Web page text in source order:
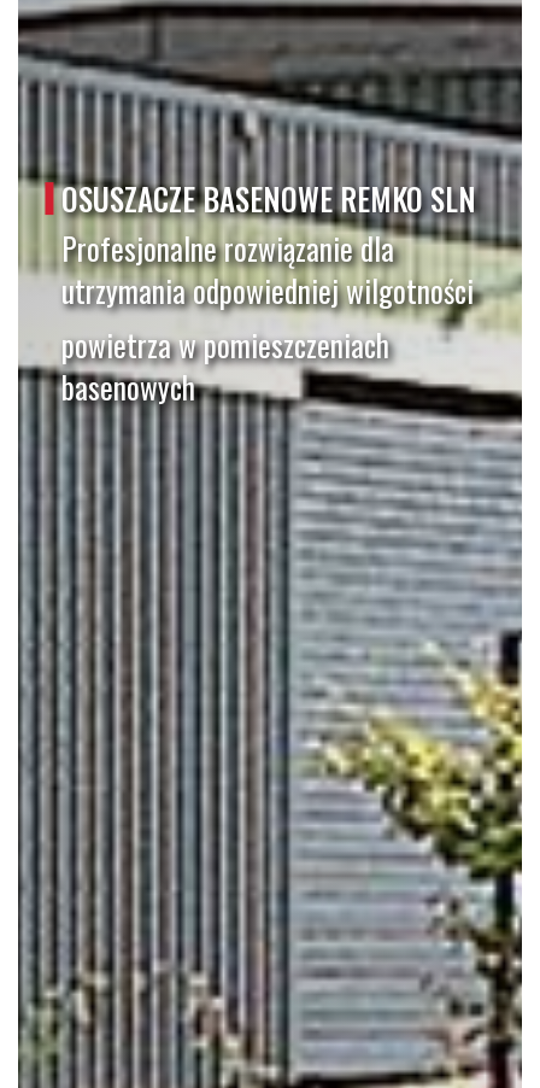
OSUSZACZE BASENOWE REMKO SLN
Profesjonalne rozwiązanie dla
utrzymania odpowiedniej wilgotności
powietrza w pomieszczeniach
basenowych